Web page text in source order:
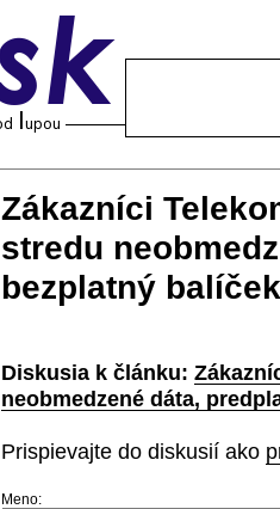
Zákazníci
stredu
bezplatný balíček
Diskusia k článku:
neobmedzené dáta,
Prispievajte do diskusií ako
Meno: